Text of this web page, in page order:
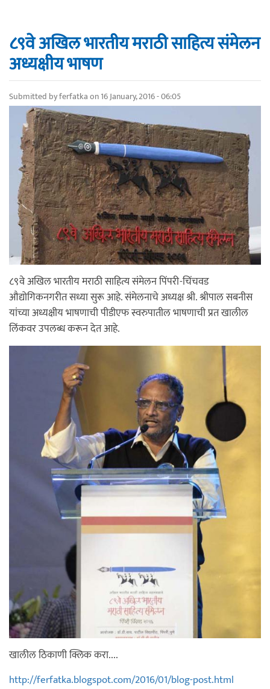
८९वे अखिल भारतीय मराठी साहित्य संमेलन
अध्यक्षीय भाषण
Submitted byferfatkaon 16 January, 2016 - 06:05
८९वे अखिल भारतीय मराठी साहित्य संमेलन पिंपरी-चिंचवड
औद्योगिकनगरीत सध्या सुरू आहे. संमेलनाचे अध्यक्ष श्री. श्रीपाल सबनीस
यांच्या अध्यक्षीय भाषणाची पीडीएफ स्वरुपातील भाषणाची प्रत खालील
लिंकवर उपलब्ध करून देत आहे.
खालील ठिकाणी क्लिक करा....
http://ferfatka.blogspot.com/2016/01/blog-post.html